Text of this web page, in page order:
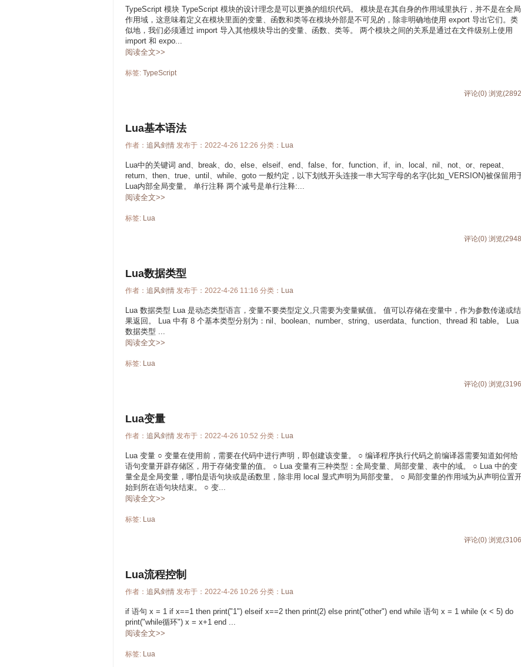
TypeScript 模块 TypeScript 模块的设计理念是可以更换的组织代码。 模块是在其自身的作用域里执行，并不是在全局
作用域，这意味着定义在模块里面的变量、函数和类等在模块外部是不可见的，除非明确地使用 export 导出它们。类
似地，我们必须通过 import 导入其他模块导出的变量、函数、类等。 两个模块之间的关系是通过在文件级别上使用
import 和 expo...
阅读全文>>
标签: TypeScript
评论(0) 浏览
Lua基本语法
作者： 追风剑情 发布于：2022-4-26 12:26 分类： Lua
Lua中的关键词 and、break、do、else、elseif、end、false、for、function、if、in、local、nil、not、or、repeat、
return、then、true、until、while、goto 一般约定，以下划线开头连接一串大写字母的名字(比如_VERSION)被保留用
Lua内部全局变量。 单行注释 两个减号是单行注释:...
阅读全文>>
标签: Lua
评论(0) 浏览
Lua数据类型
作者： 追风剑情 发布于：2022-4-26 11:16 分类： Lua
Lua 数据类型 Lua 是动态类型语言，变量不要类型定义,只需要为变量赋值。 值可以存储在变量中，作为参数传递或结
果返回。 Lua 中有 8 个基本类型分别为：nil、boolean、number、string、userdata、function、thread 和 table。 Lua
数据类型 ...
阅读全文>>
标签: Lua
评论(0) 浏览
Lua变量
作者： 追风剑情 发布于：2022-4-26 10:52 分类： Lua
Lua 变量 ○ 变量在使用前，需要在代码中进行声明，即创建该变量。 ○ 编译程序执行代码之前编译器需要知道如何给
语句变量开辟存储区，用于存储变量的值。 ○ Lua 变量有三种类型：全局变量、局部变量、表中的域。 ○ Lua 中的变
量全是全局变量，哪怕是语句块或是函数里，除非用 local 显式声明为局部变量。 ○ 局部变量的作用域为从声明位置
始到所在语句块结束。 ○ 变...
阅读全文>>
标签: Lua
评论(0) 浏览
Lua流程控制
作者： 追风剑情 发布于：2022-4-26 10:26 分类： Lua
if 语句 x = 1 if x==1 then print("1") elseif x==2 then print(2) else print("other") end while 语句 x = 1 while (x < 5) do
print("while循环") x = x+1 end ...
阅读全文>>
标签: Lua